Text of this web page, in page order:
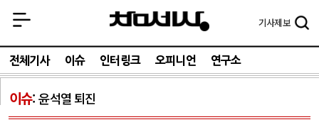
기사제보
전체기사 이슈 인터링크 오피니언 연구소
이슈 윤석열 퇴진